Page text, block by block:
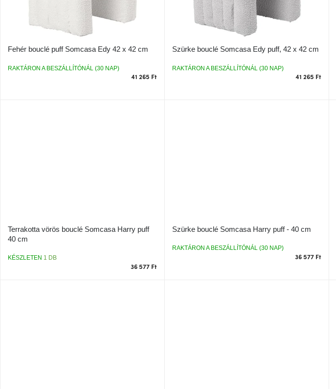
Fehér bouclé puff Somcasa Edy 42 x 42 cm
RAKTÁRON A BESZÁLLÍTÓNÁL (30 NAP)
41 265 Ft
Szürke bouclé Somcasa Edy puff, 42 x 42 cm
RAKTÁRON A BESZÁLLÍTÓNÁL (30 NAP)
41 265 Ft
Terrakotta vörös bouclé Somcasa Harry puff
40 cm
KÉSZLETEN 1 DB
36 577 Ft
Szürke bouclé Somcasa Harry puff - 40 cm
RAKTÁRON A BESZÁLLÍTÓNÁL (30 NAP)
36 577 Ft